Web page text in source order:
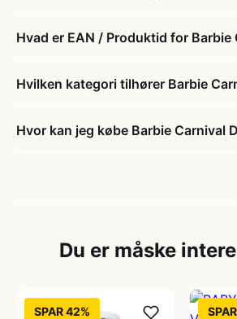
Hvad er EAN / Produktid for Barbie
Hvilken kategori tilhører Barbie
Hvor kan jeg købe Barbie Carnival
Du er måske
SPAR 42%